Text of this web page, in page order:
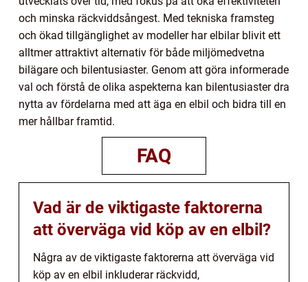
och minska räckviddsångest. Med tekniska framsteg
och ökad tillgänglighet av modeller har elbilar blivit ett
alltmer attraktivt alternativ för både miljömedvetna
bilägare och bilentusiaster. Genom att göra informerade
val och förstå de olika aspekterna kan bilentusiaster dra
nytta av fördelarna med att äga en elbil och bidra till en
mer hållbar framtid.
FAQ
Vad är de viktigaste faktorerna
att överväga vid köp av en elbil?
Några av de viktigaste faktorerna att överväga vid
köp av en elbil inkluderar räckvidd,